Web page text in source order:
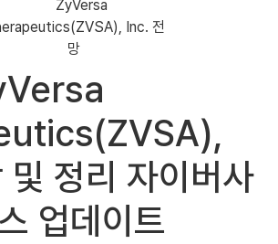
정리 자이버사
업데이트